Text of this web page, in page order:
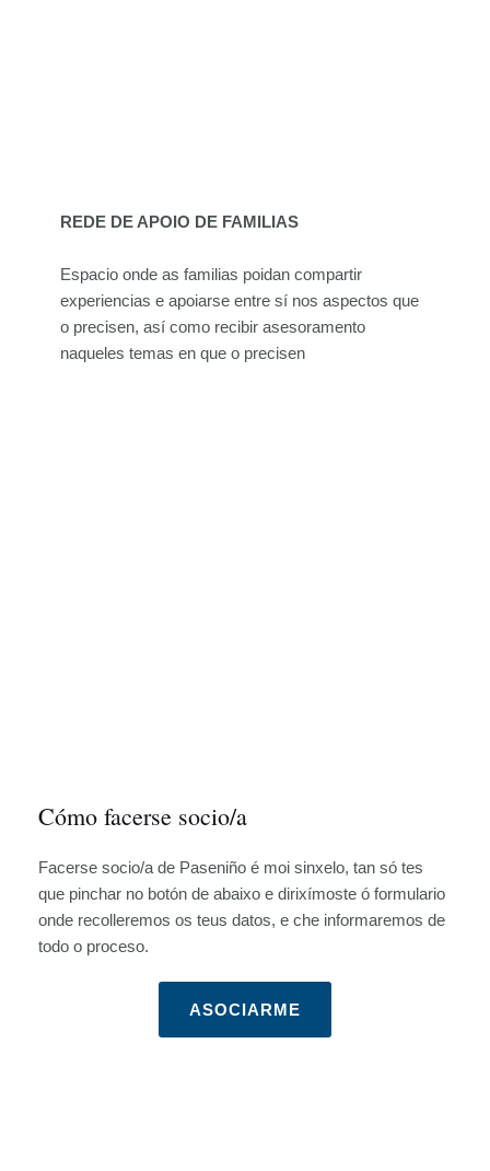
REDE DE APOIO DE FAMILIAS
Espacio onde as familias poidan compartir
experiencias e apoiarse entre sí nos aspectos que
o precisen, así como recibir asesoramento
naqueles temas en que o precisen
Cómo facerse socio/a
Facerse socio/a de Paseniño é moi sinxelo, tan só tes
que pinchar no botón de abaixo e dirixímoste ó formulario
onde recolleremos os teus datos, e che informaremos de
todo o proceso.
ASOCIARME